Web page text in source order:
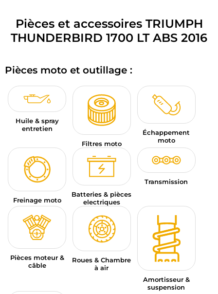
ACCESSOIRES MOTO
PNEUS MOTO
SPORTSWEAR
BONS PLANS ET PROMO
CARTES CADEAUX
FR | EUR € — MODIFIER
MARQUES
CONSEILS
NOUS CONTACTER
Pièces et accessoires TRIUMPH
THUNDERBIRD 1700 LT ABS 2016
Pièces moto et outillage :
Huile & spray
entretien
Filtres moto
Échappement
moto
Freinage moto
Batteries & pièces
electriques
Transmission
Pièces moteur &
câble
Roues & Chambre
à air
Amortisseur &
suspension